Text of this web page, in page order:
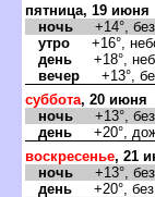
пятница, 19 июня
ночь +14°, без
утро +16°,
день +18°,
ечер +13°,
суббота, 20 июня
ночь +13°, без
день +20°,
оскресенье, 21
ночь +13°, без
день +20°, без